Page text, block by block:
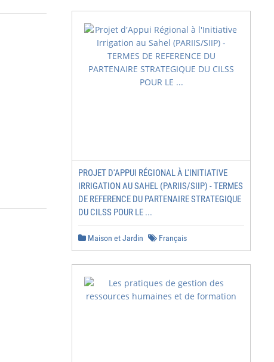
PROJET D'APPUI RÉGIONAL À L'INITIATIVE
IRRIGATION AU SAHEL (PARIIS/SIIP) - TERMES
DE REFERENCE DU PARTENAIRE STRATEGIQUE
DU CILSS POUR LE ...
Maison et Jardin Français